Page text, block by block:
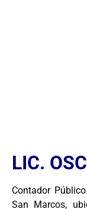
LIC.
Contador
San Marcos,